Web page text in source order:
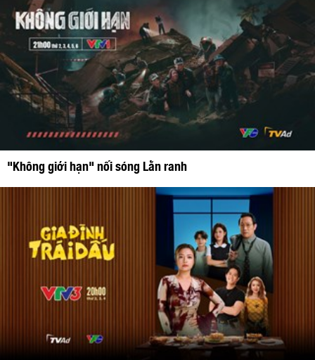
"Không giới hạn" nối sóng Lằn ranh